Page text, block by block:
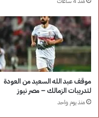
موقف عبد الله السعيد من العودة
لتدريبات الزمالك – مصر نيوز
منذ يوم واحد